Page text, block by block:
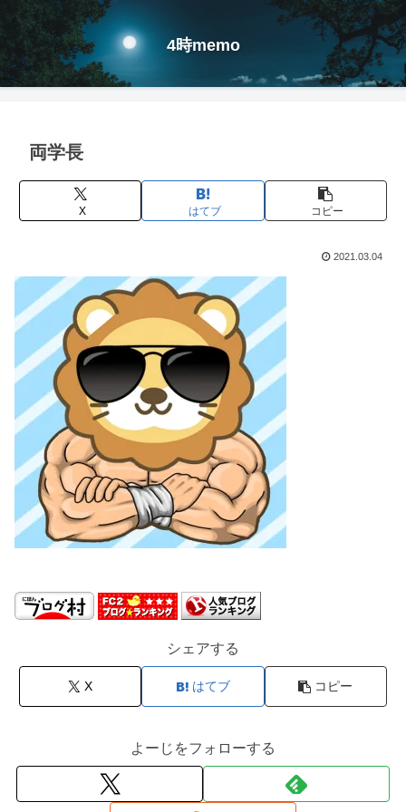
4時memo
両学長
X はてブ コピー
2021.03.04
シェアする
X はてブ コピー
よーじをフォローする